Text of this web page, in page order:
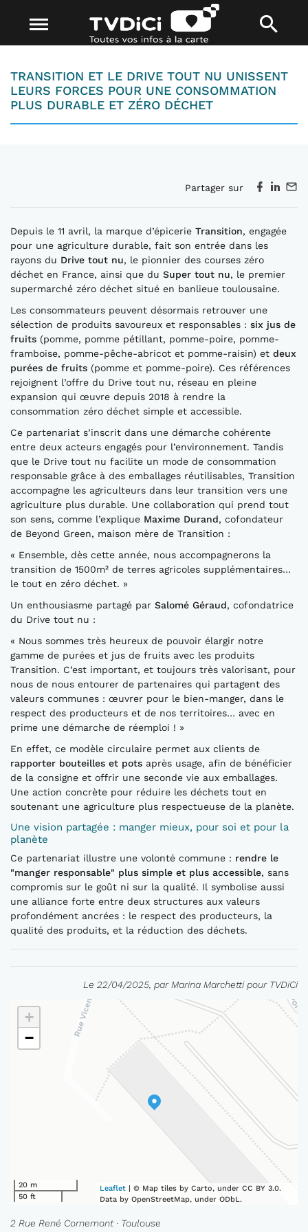
TRANSITION ET LE DRIVE TOUT NU UNISSENT
LEURS FORCES POUR UNE CONSOMMATION
PLUS DURABLE ET ZÉRO DÉCHET
Partager sur
Depuis le 11 avril, la marque d’épicerie Transition, engagée
pour une agriculture durable, fait son entrée dans les
rayons du Drive tout nu, le pionnier des courses zéro
déchet en France, ainsi que du Super tout nu, le premier
supermarché zéro déchet situé en banlieue toulousaine.
Les consommateurs peuvent désormais retrouver une
sélection de produits savoureux et responsables : six jus de
fruits (pomme, pomme pétillant, pomme-poire, pomme-
framboise, pomme-pêche-abricot et pomme-raisin) et deux
purées de fruits (pomme et pomme-poire). Ces références
rejoignent l’offre du Drive tout nu, réseau en pleine
expansion qui œuvre depuis 2018 à rendre la
consommation zéro déchet simple et accessible.
Ce partenariat s’inscrit dans une démarche cohérente
entre deux acteurs engagés pour l’environnement. Tandis
que le Drive tout nu facilite un mode de consommation
responsable grâce à des emballages réutilisables, Transition
accompagne les agriculteurs dans leur transition vers une
agriculture plus durable. Une collaboration qui prend tout
son sens, comme l’explique Maxime Durand, cofondateur
de Beyond Green, maison mère de Transition :
« Ensemble, dès cette année, nous accompagnerons la
transition de 1500m² de terres agricoles supplémentaires…
le tout en zéro déchet. »
Un enthousiasme partagé par Salomé Géraud, cofondatrice
du Drive tout nu :
« Nous sommes très heureux de pouvoir élargir notre
gamme de purées et jus de fruits avec les produits
Transition. C’est important, et toujours très valorisant, pour
nous de nous entourer de partenaires qui partagent des
valeurs communes : œuvrer pour le bien-manger, dans le
respect des producteurs et de nos territoires… avec en
prime une démarche de réemploi ! »
En effet, ce modèle circulaire permet aux clients de
rapporter bouteilles et pots après usage, afin de bénéficier
de la consigne et offrir une seconde vie aux emballages.
Une action concrète pour réduire les déchets tout en
soutenant une agriculture plus respectueuse de la planète.
Une vision partagée : manger mieux, pour soi et pour la
planète
Ce partenariat illustre une volonté commune : rendre le
"manger responsable" plus simple et plus accessible, sans
compromis sur le goût ni sur la qualité. Il symbolise aussi
une alliance forte entre deux structures aux valeurs
profondément ancrées : le respect des producteurs, la
qualité des produits, et la réduction des déchets.
Le 22/04/2025, par Marina Marchetti pour TVDiCi
+
−
20 m
50 ft
Leaflet | © Map tiles by Carto, under CC BY 3.0.
Data by OpenStreetMap, under ODbL.
2 Rue René Cornemont · Toulouse